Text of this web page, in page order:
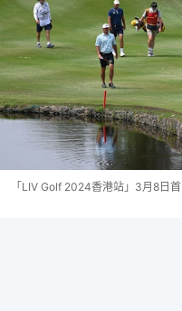
「LIV Golf 2024香港站」3月8日